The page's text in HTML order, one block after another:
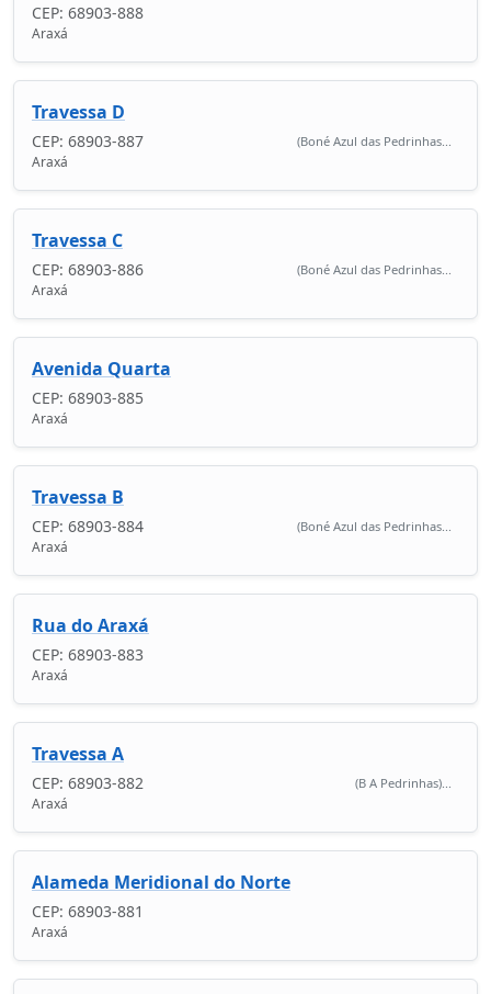
CEP: 68903-888
Araxá
Travessa D
CEP: 68903-887 (Boné Azul das Pedrinhas...
Araxá
Travessa C
CEP: 68903-886 (Boné Azul das Pedrinhas...
Araxá
Avenida Quarta
CEP: 68903-885
Araxá
Travessa B
CEP: 68903-884 (Boné Azul das Pedrinhas...
Araxá
Rua do Araxá
CEP: 68903-883
Araxá
Travessa A
CEP: 68903-882 (B A Pedrinhas)...
Araxá
Alameda Meridional do Norte
CEP: 68903-881
Araxá